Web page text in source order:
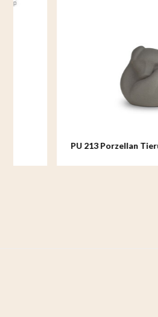
PU 213 Porzellan Tierurne